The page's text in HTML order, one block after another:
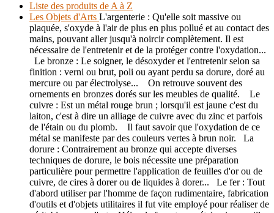
Liste des produits de A à Z
Les Objets d'Arts L'argenterie : Qu'elle soit massive ou
plaquée, s'oxyde à l'air de plus en plus pollué et au contact des
mains, pouvant aller jusqu'à noircir complètement. Il est
nécessaire de l'entretenir et de la protéger contre l'oxydation...
Le bronze : Le soigner, le désoxyder et l'entretenir selon sa
finition : verni ou brut, poli ou ayant perdu sa dorure, doré au
mercure ou par électrolyse... On retrouve souvent des
ornements en bronzes dorés sur les meubles de qualité. Le
cuivre : Est un métal rouge brun ; lorsqu'il est jaune c'est du
laiton, c'est à dire un alliage de cuivre avec du zinc et parfois
de l'étain ou du plomb. Il faut savoir que l'oxydation de ce
métal se manifeste par des couleurs vertes à brun noir. La
dorure : Contrairement au bronze qui accepte diverses
techniques de dorure, le bois nécessite une préparation
particulière pour permettre l'application de feuilles d'or ou de
cuivre, de cires à dorer ou de liquides à dorer... Le fer : Tout
d'abord utiliser par l'homme de façon rudimentaire, fabrication
d'outils et d'objets utilitaires il fut vite employé pour réaliser de